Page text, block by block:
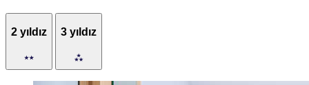
2 yıldız 3 yıldız